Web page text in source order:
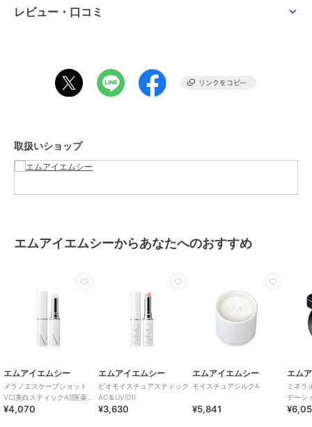
商品のお取り扱い方法
レビュー・口コミ
取扱いショップ
エムアイエムシーからあなたへのおすすめ
エムアイエムシー
メラノエスケープショット
VC[美白スティックA][医薬部
外品]
¥4,070
エムアイエムシー
ビオモイスチュアスティック
AC＆UV(01)
¥3,630
エムアイエムシー
モイスチュアシルクA
¥5,841
エム
ミネラ
デーシ